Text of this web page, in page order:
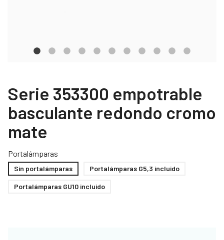
Serie 353300 empotrable
basculante redondo cromo
mate
Portalámparas
Sin portalámparas Portalámparas G5,3 incluido
Portalámparas GU10 incluido